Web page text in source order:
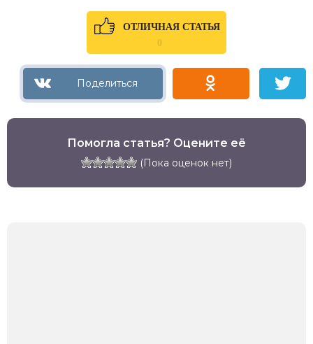
ОТЛИЧНАЯ СТАТЬЯ
0
Помогла статья? Оцените её
(Пока оценок нет)